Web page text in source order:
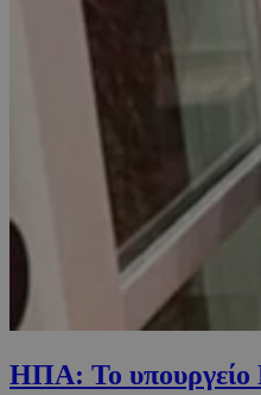
ΗΠΑ: Το υπουργείο